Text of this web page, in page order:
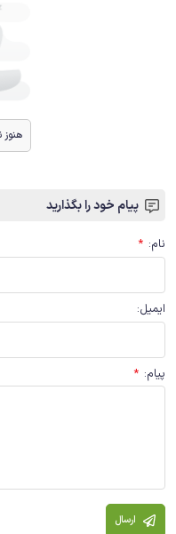
پیام خود را بگذارید
نام:
*
ایمیل:
پیام:
*
ارسال